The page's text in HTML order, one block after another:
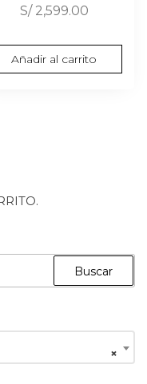
S/2,599.00
Añadir al carrito
Buscar
×